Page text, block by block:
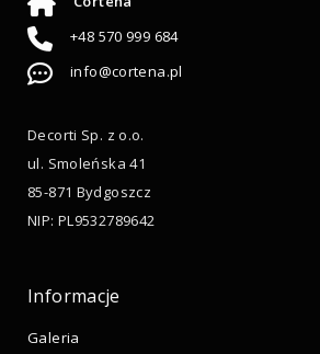
+48 570 999 684
info@cortena.pl
Decorti Sp. z o.o.
ul. Smoleńska 41
85-871 Bydgoszcz
NIP: PL9532789642
Informacje
Galeria